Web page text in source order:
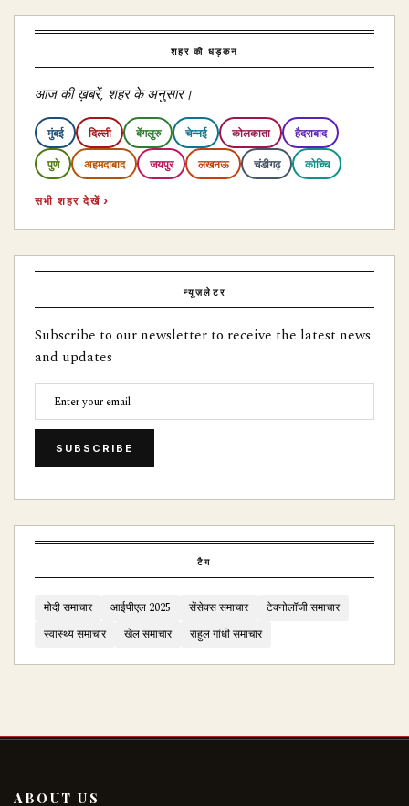
शहर की धड़कन
आज की ख़बरें, शहर के अनुसार।
मुंबई दिल्ली बेंगलुरु चेन्नई कोलकाता हैदराबाद
पुणे अहमदाबाद जयपुर लखनऊ चंडीगढ़ कोच्चि
सभी शहर देखें ›
न्यूज़लेटर
Subscribe to our newsletter to receive the latest news
and updates
SUBSCRIBE
टैग
मोदी समाचार आईपीएल 2025 सेंसेक्स समाचार
टेक्नोलॉजी समाचार
स्वास्थ्य समाचार
खेल समाचार राहुल गांधी समाचार
ABOUT US